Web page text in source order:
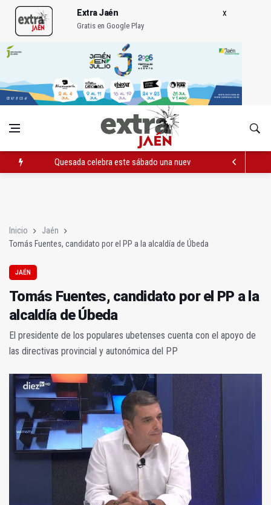
Extra Jaén
Gratis en Google Play
Quesada celebra este sábado una nueva jornada de Orgullo
Inicio
Jaén
Tomás Fuentes, candidato por el PP a la alcaldía de Úbeda
JAÉN
Tomás Fuentes, candidato por el PP a la
alcaldía de Úbeda
El presidente de los populares ubetenses cuenta con el apoyo de
las directivas provincial y autonómica del PP